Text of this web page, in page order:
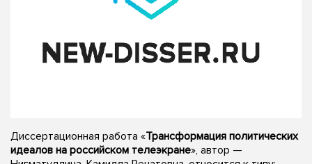
Диссертационная работа «Трансформация политических
идеалов на российском телеэкране», автор —